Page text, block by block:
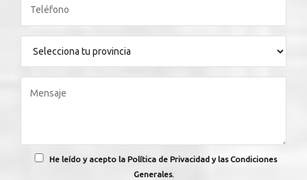
He leído y acepto la Política de Privacidad y las Condiciones
Generales.